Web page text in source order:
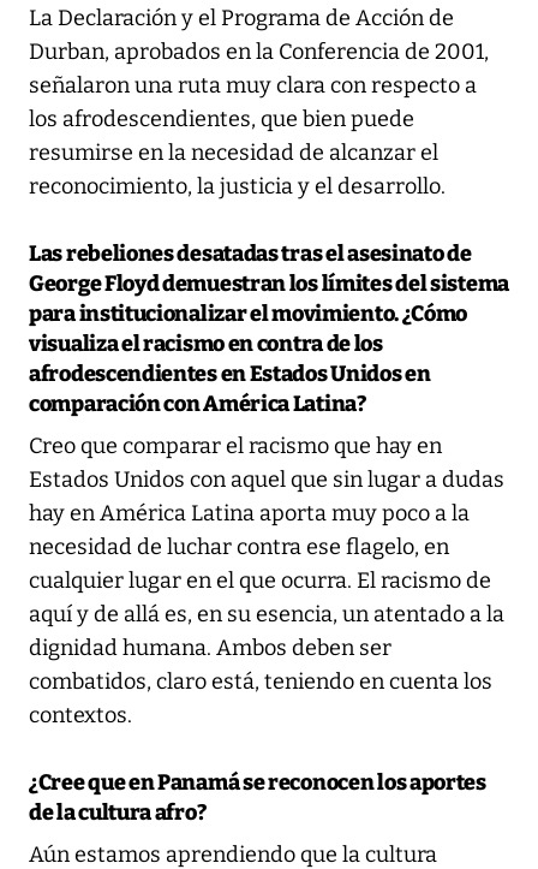
La Declaración y el Programa de Acción de
Durban, aprobados en la Conferencia de 2001,
señalaron una ruta muy clara con respecto a
los afrodescendientes, que bien puede
resumirse en la necesidad de alcanzar el
reconocimiento, la justicia y el desarrollo.
Las rebeliones desatadas tras el asesinato de
George Floyd demuestran los límites del sistema
para institucionalizar el movimiento. ¿Cómo
visualiza el racismo en contra de los
afrodescendientes en Estados Unidos en
comparación con América Latina?
Creo que comparar el racismo que hay en
Estados Unidos con aquel que sin lugar a dudas
hay en América Latina aporta muy poco a la
necesidad de luchar contra ese flagelo, en
cualquier lugar en el que ocurra. El racismo de
aquí y de allá es, en su esencia, un atentado a la
dignidad humana. Ambos deben ser
combatidos, claro está, teniendo en cuenta los
contextos.
¿Cree que en Panamá se reconocen los aportes
de la cultura afro?
Aún estamos aprendiendo que la cultura